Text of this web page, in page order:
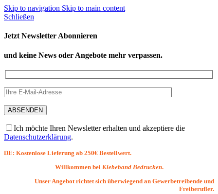
Skip to navigation Skip to main content
Schließen
Jetzt Newsletter Abonnieren
und keine News oder Angebote mehr verpassen.
Ich möchte Ihren Newsletter erhalten und akzeptiere die
Datenschutzerklärung.
DE: Kostenlose Lieferung ab 250€ Bestellwert.
Willkommen bei Klebeband Bedrucken.
Unser Angebot richtet sich überwiegend an Gewerbetreibende und
Freiberufler.